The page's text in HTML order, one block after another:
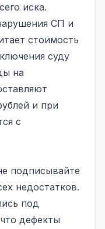
иска.
СП и
стоимость
суду
на
и при
с
подписывайте
недостатков.
под
дефекты